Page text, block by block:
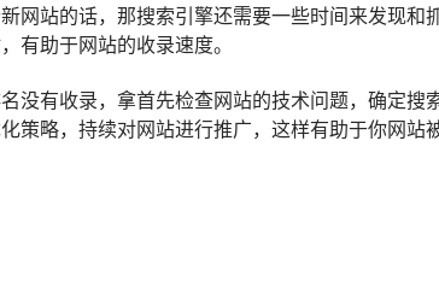
网站的话，那搜索引擎还需要一些时间来发现和
有助于网站的收录速度。
没有收录，拿首先检查网站的技术问题，确定搜
策略，持续对网站进行推广，这样有助于你网站